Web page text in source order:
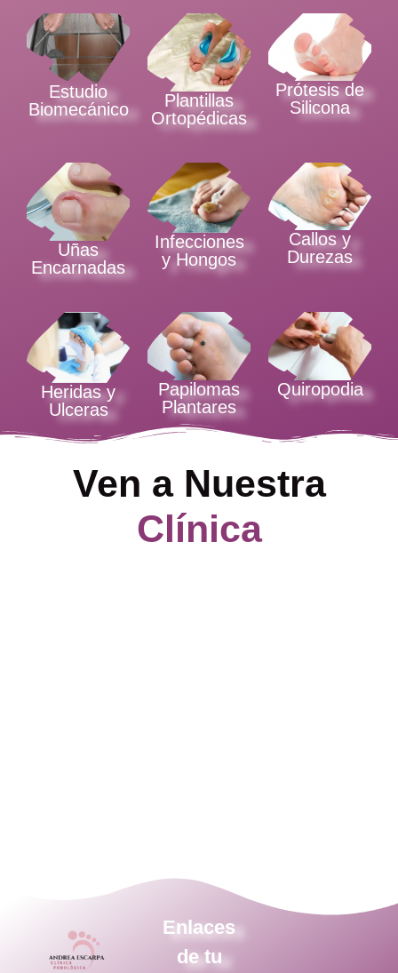
Estudio
Biomecánico
Plantillas
Ortopédicas
Prótesis de
Silicona
Uñas
Encarnadas
Infecciones
y Hongos
Callos y
Durezas
Heridas y
Ulceras
Papilomas
Plantares
Quiropodia
Ven a Nuestra
Clínica
Enlaces
de tu